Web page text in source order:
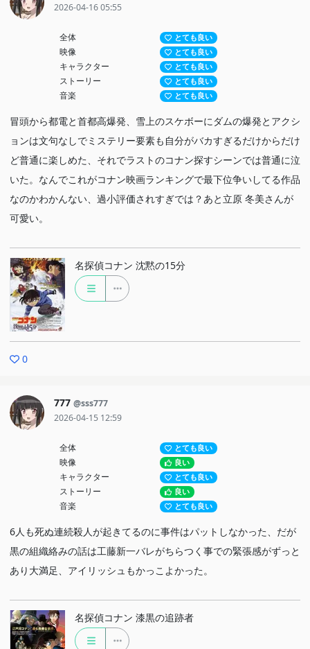
2026-04-16 05:55
全体 とても良い
映像 とても良い
キャラクター とても良い
ストーリー とても良い
音楽 とても良い
冒頭から都電と首都高爆発、雪上のスケボーにダムの爆発とアクシ
ョンは文句なしでミステリー要素も自分がバカすぎるだけからだけ
ど普通に楽しめた、それでラストのコナン探すシーンでは普通に泣
いた。なんでこれがコナン映画ランキングで最下位争いしてる作品
なのかわかんない、過小評価されすぎでは？あと立原 冬美さんが
可愛い。
名探偵コナン 沈黙の15分
0
777 @sss777
2026-04-15 12:59
全体 とても良い
映像 良い
キャラクター とても良い
ストーリー 良い
音楽 とても良い
6人も死ぬ連続殺人が起きてるのに事件はパットしなかった、だが
黒の組織絡みの話は工藤新一バレがちらつく事での緊張感がずっと
あり大満足、アイリッシュもかっこよかった。
名探偵コナン 漆黒の追跡者